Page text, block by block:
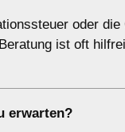
oder
ist oft
erwarten?